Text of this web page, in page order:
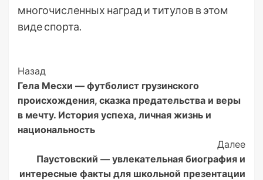
многочисленных наград и титулов в этом
виде спорта.
Post
Navigation
Назад
Гела Месхи — футболист грузинского
происхождения, сказка предательства и веры
в мечту. История успеха, личная жизнь и
национальность
Далее
Паустовский — увлекательная биография и
интересные факты для школьной презентации